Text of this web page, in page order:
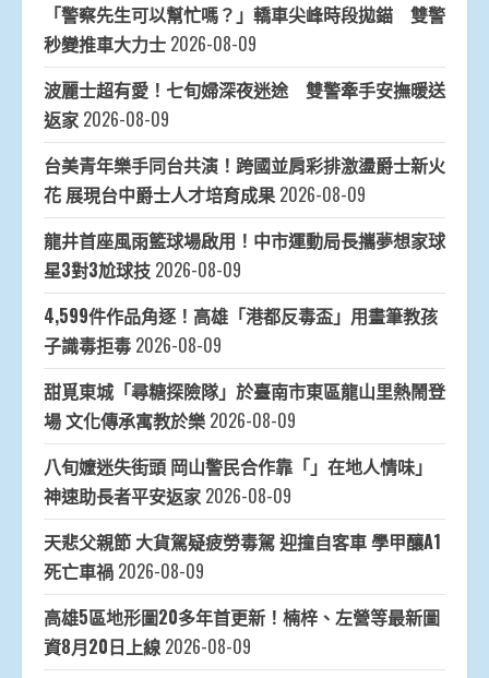
「警察先生可以幫忙嗎？」轎車尖峰時段拋錨 雙警
秒變推車大力士 2026-08-09
波麗士超有愛！七旬婦深夜迷途 雙警牽手安撫暖送
返家 2026-08-09
台美青年樂手同台共演！跨國並肩彩排激盪爵士新火
花 展現台中爵士人才培育成果 2026-08-09
龍井首座風雨籃球場啟用！中市運動局長攜夢想家球
星3對3尬球技 2026-08-09
4,599件作品角逐！高雄「港都反毒盃」用畫筆教孩
子識毒拒毒 2026-08-09
甜覓東城「尋糖探險隊」於臺南市東區龍山里熱鬧登
場 文化傳承寓教於樂 2026-08-09
八旬嬤迷失街頭 岡山警民合作靠「」在地人情味」
神速助長者平安返家 2026-08-09
天悲父親節 大貨駕疑疲勞毒駕 迎撞自客車 學甲釀A1
死亡車禍 2026-08-09
高雄5區地形圖20多年首更新！楠梓、左營等最新圖
資8月20日上線 2026-08-09